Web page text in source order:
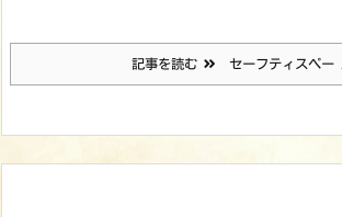
記事を読む セーフティスペー